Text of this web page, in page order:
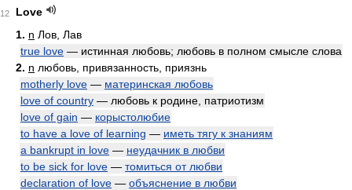
12
Love
1. n Лов, Лав
true love — истинная любовь; любовь в полном смысле слова
2. n любовь, привязанность, приязнь
motherly love — материнская любовь
love of country — любовь к родине, патриотизм
love of gain — корыстолюбие
to have a love of learning — иметь тягу к знаниям
a bankrupt in love — неудачник в любви
to be sick for love — томиться от любви
declaration of love — объяснение в любви